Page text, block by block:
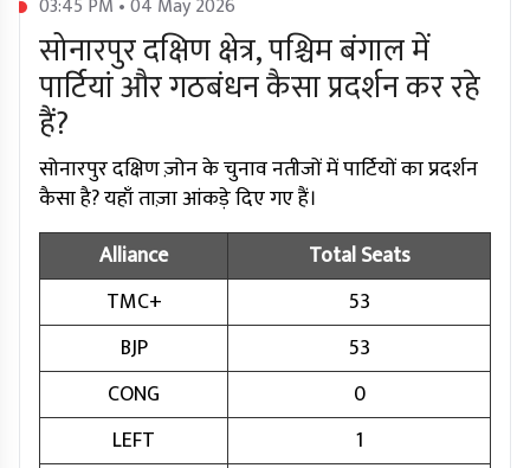
03:45 PM • 04 May 2026
सोनारपुर दक्षिण क्षेत्र, पश्चिम बंगाल में
पार्टियां और गठबंधन कैसा प्रदर्शन कर रहे
हैं?
सोनारपुर दक्षिण ज़ोन के चुनाव नतीजों में पार्टियों का प्रदर्शन
कैसा है? यहाँ ताज़ा आंकड़े दिए गए हैं।
Alliance
Total Seats
TMC+
53
BJP
53
CONG
0
LEFT
1